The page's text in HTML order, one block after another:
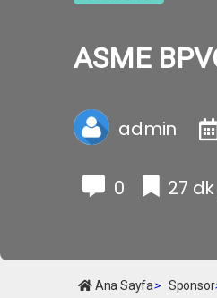
ASME
admin
0 27
Ana Sayfa> Sponsor